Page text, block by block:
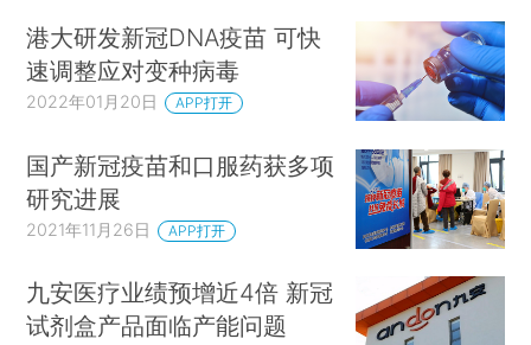
港大研发新冠DNA疫苗 可快
速调整应对变种病毒
2022年01月20日 APP打开
国产新冠疫苗和口服药获多项
研究进展
2021年11月26日 APP打开
九安医疗业绩预增近4倍 新冠
试剂盒产品面临产能问题